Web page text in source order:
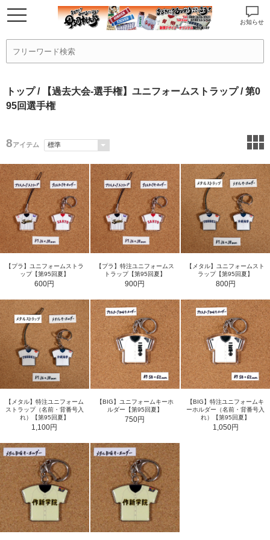
お知らせ
トップ/ 【過去大会-選手権】ユニフォームストラップ/ 第0
95回選手権
8アイテム
【プラ】ユニフォームストラ
ップ【第95回夏】
600円
【プラ】特注ユニフォームス
トラップ【第95回夏】
900円
【メタル】ユニフォームスト
ラップ【第95回夏】
800円
【メタル】特注ユニフォーム
ストラップ（名前・背番号入
れ）【第95回夏】
1,100円
【BIG】ユニフォームキーホ
ルダー【第95回夏】
750円
【BIG】特注ユニフォームキ
ーホルダー（名前・背番号入
れ）【第95回夏】
1,050円